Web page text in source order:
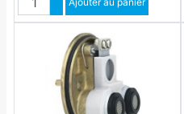
Diminuer quantité